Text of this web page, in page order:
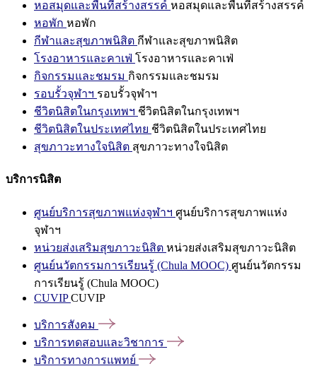
หอสมุดและพื้นที่สร้างสรรค์ หอสมุดและพื้นที่สร้างสรรค์
หอพัก หอพัก
กีฬาและสุขภาพนิสิต กีฬาและสุขภาพนิสิต
โรงอาหารและคาเฟ่ โรงอาหารและคาเฟ่
กิจกรรมและชมรม กิจกรรมและชมรม
รอบรั้วจุฬาฯ รอบรั้วจุฬาฯ
ชีวิตนิสิตในกรุงเทพฯ ชีวิตนิสิตในกรุงเทพฯ
ชีวิตนิสิตในประเทศไทย ชีวิตนิสิตในประเทศไทย
สุขภาวะทางใจนิสิต สุขภาวะทางใจนิสิต
บริการนิสิต
ศูนย์บริการสุขภาพแห่งจุฬาฯ ศูนย์บริการสุขภาพแห่ง
จุฬาฯ
หน่วยส่งเสริมสุขภาวะนิสิต หน่วยส่งเสริมสุขภาวะนิสิต
ศูนย์นวัตกรรมการเรียนรู้ (Chula MOOC) ศูนย์นวัตกรรม
การเรียนรู้ (Chula MOOC)
CUVIPCUVIP
บริการสังคม
บริการทดสอบและวิชาการ
บริการทางการแพทย์